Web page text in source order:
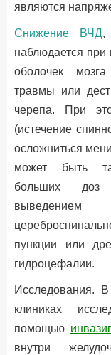
являются
Снижение ВЧД,
наблюдается при
оболочек
травмы или
черепа. При
(истечение
осложниться
может быть
больших доз
пункции или
гидроцефалии.
Исследования.
клиниках
помощью
внутри